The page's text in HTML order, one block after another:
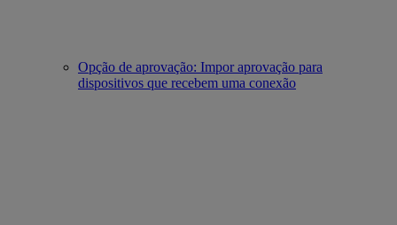
Opção de aprovação: Impor aprovação para
dispositivos que recebem uma conexão